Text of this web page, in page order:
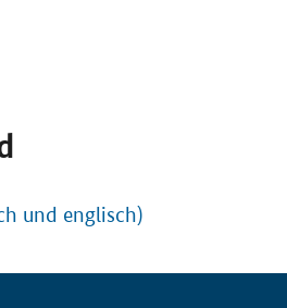
und englisch)